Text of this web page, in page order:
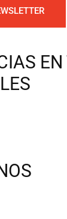
EN